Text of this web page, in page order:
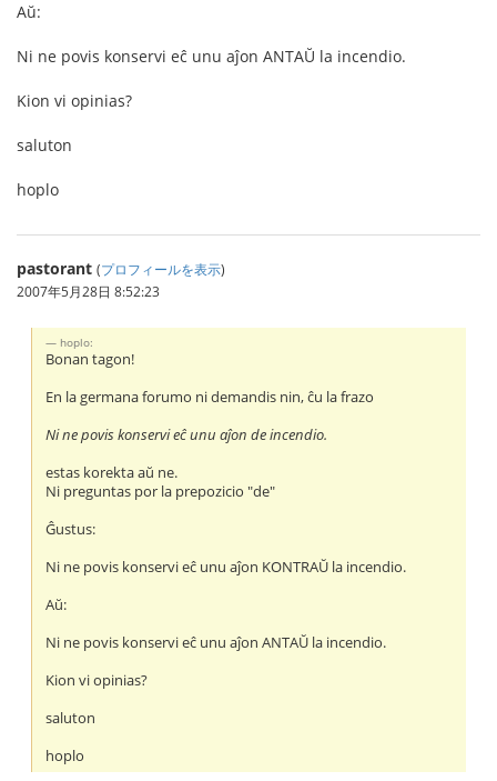
Aŭ:
Ni ne povis konservi eĉ unu aĵon ANTAŬ la incendio.
Kion vi opinias?
saluton
hoplo
pastorant (プロフィールを表示)
2007年5月28日 8:52:23
hoplo:
Bonan tagon!
En la germana forumo ni demandis nin, ĉu la frazo
Ni ne povis konservi eĉ unu aĵon de incendio.
estas korekta aŭ ne.
Ni preguntas por la prepozicio "de"
Ĝustus:
Ni ne povis konservi eĉ unu aĵon KONTRAŬ la incendio.
Aŭ:
Ni ne povis konservi eĉ unu aĵon ANTAŬ la incendio.
Kion vi opinias?
saluton
hoplo